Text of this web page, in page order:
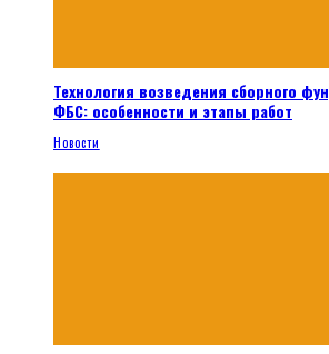
Технология возведения сборного
ФБС: особенности и этапы работ
Новости